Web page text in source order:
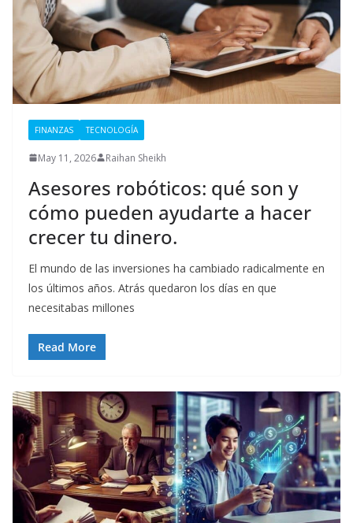
FINANZAS TECNOLOGÍA
May 11, 2026 Raihan Sheikh
Asesores robóticos: qué son y
cómo pueden ayudarte a hacer
crecer tu dinero.
El mundo de las inversiones ha cambiado radicalmente en
los últimos años. Atrás quedaron los días en que
necesitabas millones
Read More